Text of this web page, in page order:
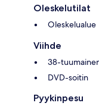
Oleskelutilat
Oleskelualue
Viihde
38-
DVD-soitin
Pyykinpesu